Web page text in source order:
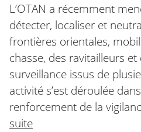
L’OTAN a récemment
détecter, localiser et
frontières orientales,
chasse, des ravitailleurs
surveillance issus de
activité s’est déroulée
renforcement de la
suite